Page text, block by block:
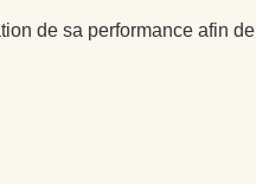
de sa performance afin de